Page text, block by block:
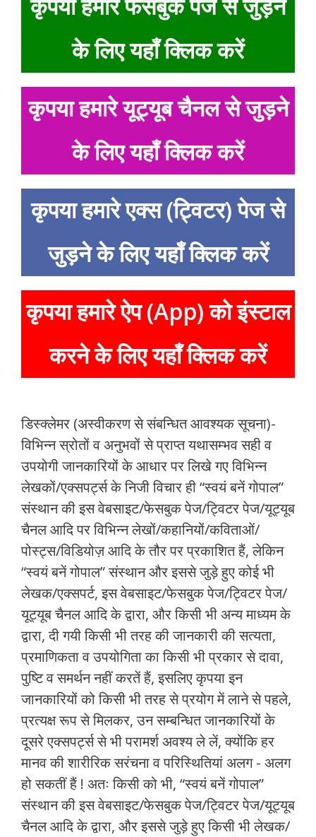
कृपया हमारे फेसबुक पेज से जुड़ने
के लिए यहाँ क्लिक करें
कृपया हमारे यूट्यूब चैनल से जुड़ने
के लिए यहाँ क्लिक करें
कृपया हमारे एक्स (ट्विटर) पेज से
जुड़ने के लिए यहाँ क्लिक करें
कृपया हमारे ऐप (App) को इंस्टाल
करने के लिए यहाँ क्लिक करें
डिस्क्लेमर (अस्वीकरण से संबन्धित आवश्यक सूचना)-
विभिन्न स्रोतों व अनुभवों से प्राप्त यथासम्भव सही व
उपयोगी जानकारियों के आधार पर लिखे गए विभिन्न
लेखकों/एक्सपर्ट्स के निजी विचार ही “स्वयं बनें गोपाल”
संस्थान की इस वेबसाइट/फेसबुक पेज/ट्विटर पेज/यूट्यूब
चैनल आदि पर विभिन्न लेखों/कहानियों/कविताओं/
पोस्ट्स/विडियोज़ आदि के तौर पर प्रकाशित हैं, लेकिन
“स्वयं बनें गोपाल” संस्थान और इससे जुड़े हुए कोई भी
लेखक/एक्सपर्ट, इस वेबसाइट/फेसबुक पेज/ट्विटर पेज/
यूट्यूब चैनल आदि के द्वारा, और किसी भी अन्य माध्यम के
द्वारा, दी गयी किसी भी तरह की जानकारी की सत्यता,
प्रमाणिकता व उपयोगिता का किसी भी प्रकार से दावा,
पुष्टि व समर्थन नहीं करतें हैं, इसलिए कृपया इन
जानकारियों को किसी भी तरह से प्रयोग में लाने से पहले,
प्रत्यक्ष रूप से मिलकर, उन सम्बन्धित जानकारियों के
दूसरे एक्सपर्ट्स से भी परामर्श अवश्य ले लें, क्योंकि हर
मानव की शारीरिक सरंचना व परिस्थितियां अलग - अलग
हो सकतीं हैं ! अतः किसी को भी, “स्वयं बनें गोपाल”
संस्थान की इस वेबसाइट/फेसबुक पेज/ट्विटर पेज/यूट्यूब
चैनल आदि के द्वारा, और इससे जुड़े हुए किसी भी लेखक/